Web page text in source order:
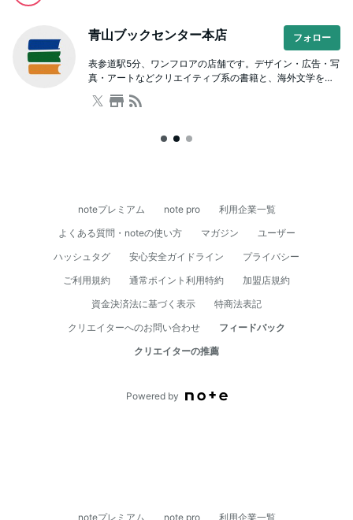
青山ブックセンター本店 フォロー
表参道駅5分、ワンフロアの店舗です。デザイン・広告・写
真・アートなどクリエイティブ系の書籍と、海外文学をは
じめとした文芸や人文書が充実。本を通じた学び場として
のスクールも併設しており、著者を招いたイベントも開催
noteプレミアム note pro
利用企業一覧
よくある質問・noteの使い方
マガジン
ユーザー
ハッシュタグ
安心安全ガイドライン
プライバシー
ご利用規約
通常ポイント利用特約
加盟店規約
資⾦決済法に基づく表⽰
特商法表記
クリエイターへのお問い合わせ
フィードバック
クリエイターの推薦
Powered by
noteプレミアム note pro 利用企業一覧